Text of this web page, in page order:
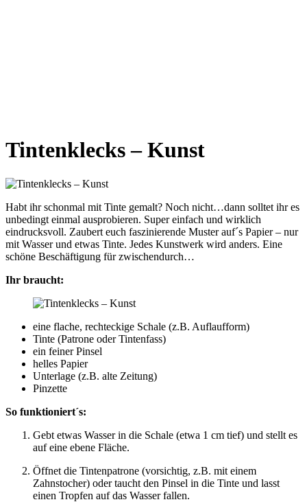
Tintenklecks – Kunst
Habt ihr schonmal mit Tinte gemalt? Noch nicht…dann solltet ihr es
unbedingt einmal ausprobieren. Super einfach und wirklich
eindrucksvoll. Zaubert euch faszinierende Muster auf´s Papier – nur
mit Wasser und etwas Tinte. Jedes Kunstwerk wird anders. Eine
schöne Beschäftigung für zwischendurch…
Ihr braucht:
eine flache, rechteckige Schale (z.B. Auflaufform)
Tinte (Patrone oder Tintenfass)
ein feiner Pinsel
helles Papier
Unterlage (z.B. alte Zeitung)
Pinzette
So funktioniert´s:
Gebt etwas Wasser in die Schale (etwa 1 cm tief) und stellt es
auf eine ebene Fläche.
Öffnet die Tintenpatrone (vorsichtig, z.B. mit einem
Zahnstocher) oder taucht den Pinsel in die Tinte und lasst
einen Tropfen auf das Wasser fallen.